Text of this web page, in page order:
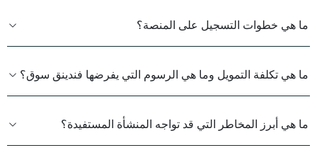
ما هي خطوات التسجيل على المنصة؟
ما هي تكلفة التمويل وما هي الرسوم التي يفرضها فندينق سوق؟
ما هي أبرز المخاطر التي قد تواجه المنشأة المستفيدة؟